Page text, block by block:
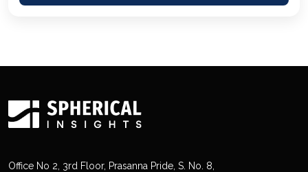
Office No 2, 3rd Floor, Prasanna Pride, S. No. 8,